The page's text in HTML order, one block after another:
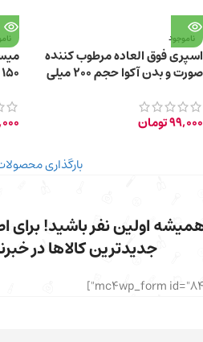
ناموجود
اسپری فوق العاده مرطوب کننده
صورت و بدن آکوا حجم 200 میلی
99,000تومان
۱۵۰ میلی لیتر
بارگذاری
اولین نفر باشید! برای
جدیدترین کالاها در